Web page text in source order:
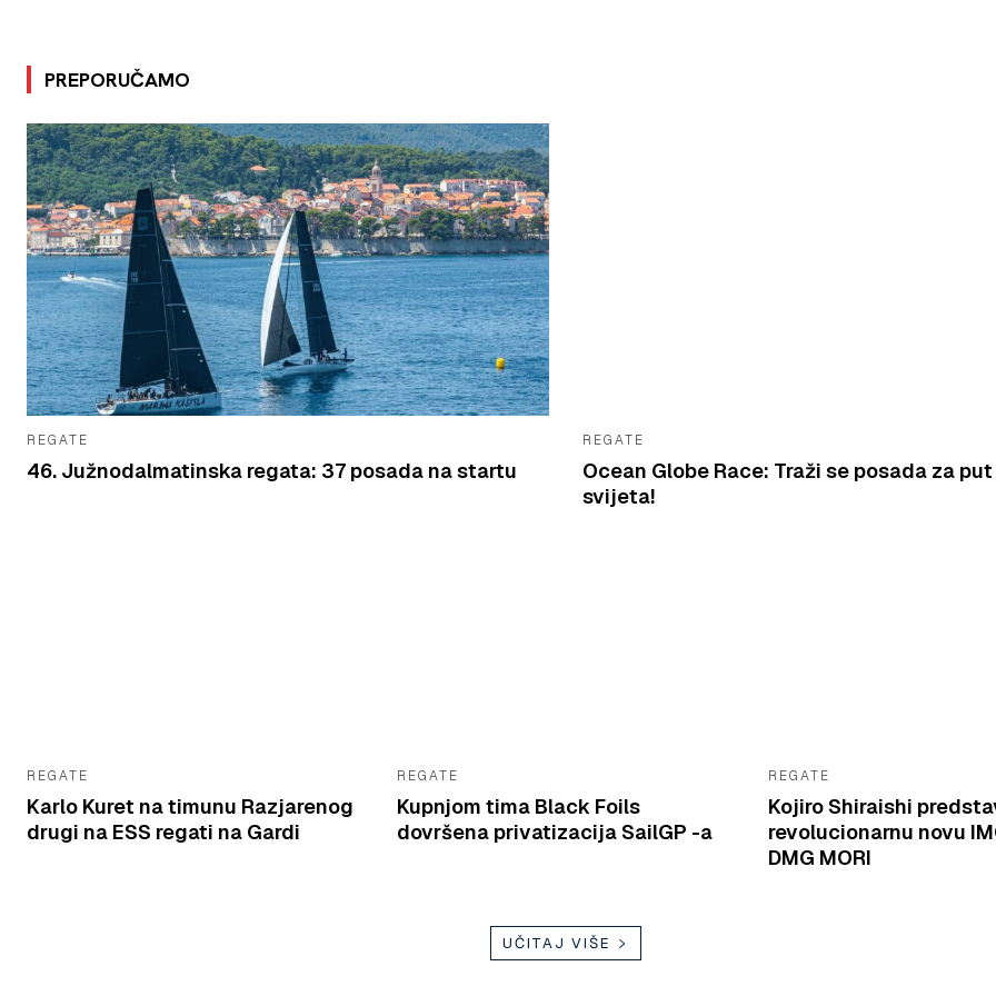
PREPORUČAMO
REGATE
46. Južnodalmatinska regata: 37 posada na startu
REGATE
Ocean Globe Race: Traži se posada za
svijeta!
REGATE
Karlo Kuret na timunu Razjarenog
drugi na ESS regati na Gardi
REGATE
Kupnjom tima Black Foils
dovršena privatizacija SailGP -a
REGATE
Kojiro Shiraishi
revolucionarnu novu
DMG MORI
UČITAJ VIŠE